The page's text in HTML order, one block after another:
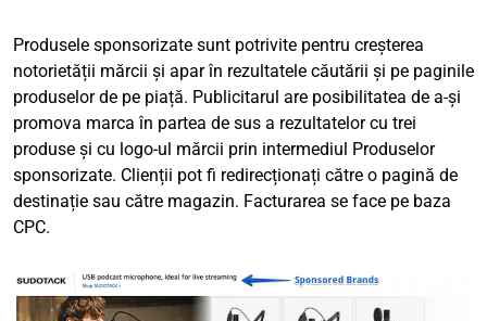
Produsele sponsorizate sunt potrivite pentru creșterea
notorietății mărcii și apar în rezultatele căutării și pe paginile
produselor de pe piață. Publicitarul are posibilitatea de a-și
promova marca în partea de sus a rezultatelor cu trei
produse și cu logo-ul mărcii prin intermediul Produselor
sponsorizate. Clienții pot fi redirecționați către o pagină de
destinație sau către magazin. Facturarea se face pe baza
CPC.